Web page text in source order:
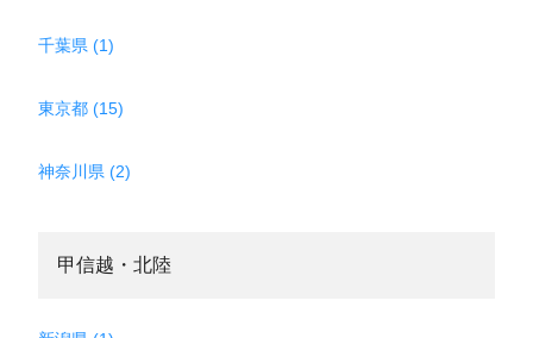
千葉県 (1)
東京都 (15)
神奈川県 (2)
甲信越・北陸